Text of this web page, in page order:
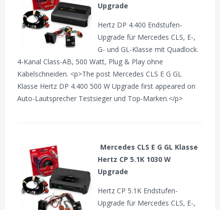
Upgrade
Hertz DP 4.400 Endstufen-
Upgrade für Mercedes CLS, E-,
G- und GL-Klasse mit Quadlock.
4-Kanal Class-AB, 500 Watt, Plug & Play ohne
Kabelschneiden. <p>The post Mercedes CLS E G GL
Klasse Hertz DP 4.400 500 W Upgrade first appeared on
Auto-Lautsprecher Testsieger und Top-Marken.</p>
Mercedes CLS E G GL Klasse
Hertz CP 5.1K 1030 W
Upgrade
Hertz CP 5.1K Endstufen-
Upgrade für Mercedes CLS, E-,